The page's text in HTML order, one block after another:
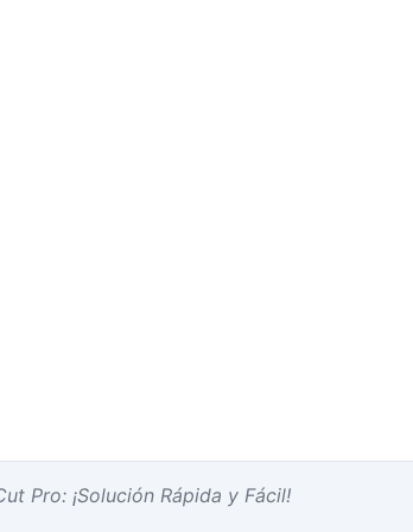
Pro: ¡Solución Rápida y Fácil!